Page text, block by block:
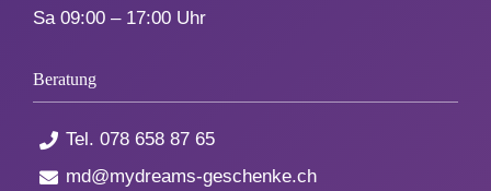
Sa 09:00 – 17:00 Uhr
Beratung
Tel. 078 658 87 65
md@mydreams-geschenke.ch